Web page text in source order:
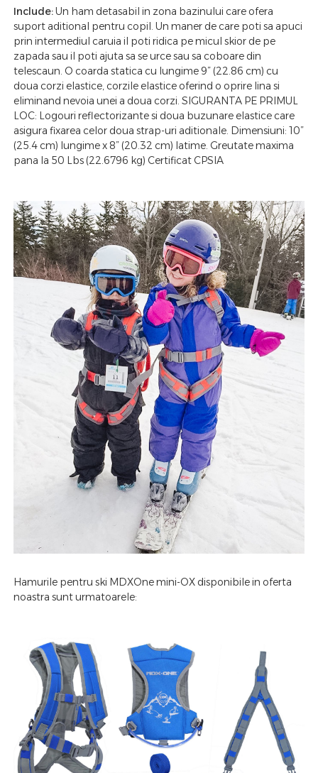
Include:Un ham detasabil in zona bazinului care ofera
suport aditional pentru copil. Un maner de care poti sa apuci
prin intermediul caruia il poti ridica pe micul skior de pe
zapada sau il poti ajuta sa se urce sau sa coboare din
telescaun. O coarda statica cu lungime 9” (22.86 cm) cu
doua corzi elastice, corzile elastice oferind o oprire lina si
eliminand nevoia unei a doua corzi. SIGURANTA PE PRIMUL
LOC: Logouri reflectorizante si doua buzunare elastice care
asigura fixarea celor doua strap-uri aditionale. Dimensiuni: 10”
(25.4 cm) lungime x 8” (20.32 cm) latime. Greutate maxima
pana la 50 Lbs (22.6796 kg) Certificat CPSIA
Hamurile pentru ski MDXOne mini-OX disponibile in oferta
noastra sunt urmatoarele: